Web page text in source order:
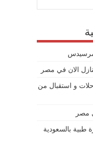
مرسيدس
الان في مصر
و استقبال من
مصر
بالسعودية